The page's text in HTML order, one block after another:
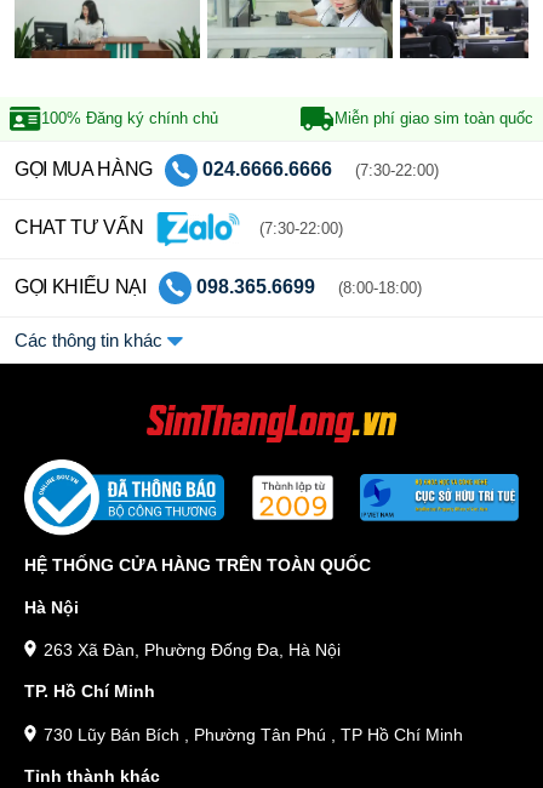
100% Đăng ký chính chủ Miễn phí giao sim toàn quốc
GỌI MUA HÀNG 024.6666.6666 (7:30-22:00)
CHAT TƯ VẤN (7:30-22:00)
GỌI KHIẾU NẠI 098.365.6699 (8:00-18:00)
Các thông tin khác
HỆ THỐNG CỬA HÀNG TRÊN TOÀN QUỐC
Hà Nội
263 Xã Đàn, Phường Đống Đa, Hà Nội
TP. Hồ Chí Minh
730 Lũy Bán Bích , Phường Tân Phú , TP Hồ Chí Minh
Tỉnh thành khác